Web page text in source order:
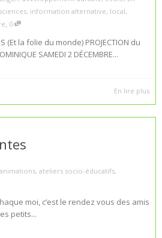
, information alternative, local,
, 0
(Et la folie du monde) PROJECTION du
SAMEDI 2 DÉCEMBRE...
En lire plus
animations, ateliers socio-éducatifs,
moi, c’est le rendez vous des amis
petits...